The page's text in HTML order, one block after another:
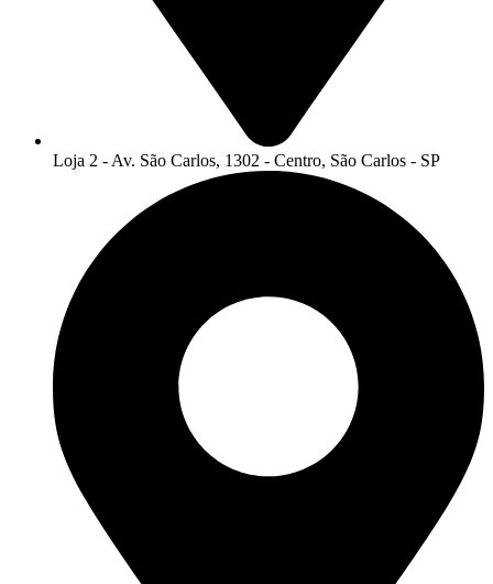
Loja 2 - Av. São Carlos, 1302 - Centro, São Carlos - SP